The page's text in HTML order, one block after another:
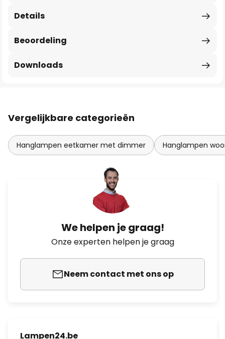
Details
Beoordeling
Downloads
Vergelijkbare categorieën
Hanglampen eetkamer met dimmer Hanglampen
We helpen je graag!
Onze experten helpen je graag
Neem contact met ons op
Lampen24.be